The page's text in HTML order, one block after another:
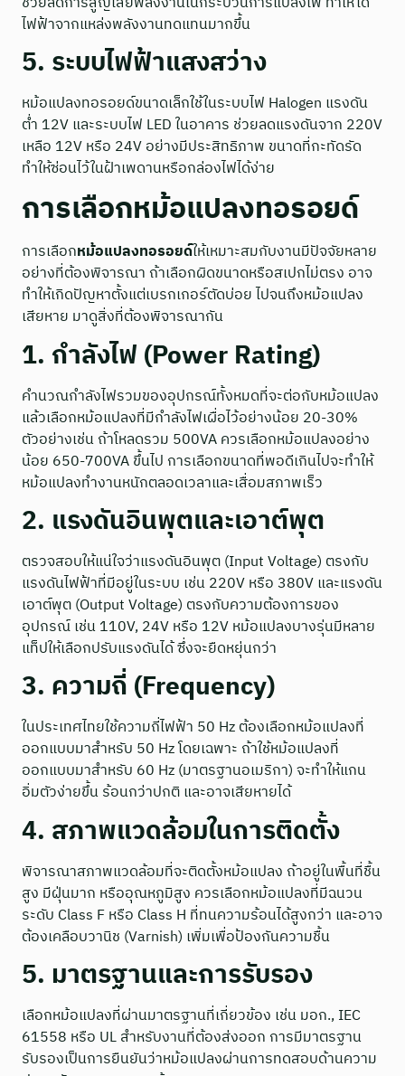
ไฟฟ้าจากแหล่งพลังงานทดแทนมากขึ้น
5. ระบบไฟฟ้าแสงสว่าง
หม้อแปลงทอรอยด์ขนาดเล็กใช้ในระบบไฟ Halogen แรงดัน
ต่ำ 12V และระบบไฟ LED ในอาคาร ช่วยลดแรงดันจาก 220V
เหลือ 12V หรือ 24V อย่างมีประสิทธิภาพ ขนาดที่กะทัดรัด
ทำให้ซ่อนไว้ในฝ้าเพดานหรือกล่องไฟได้ง่าย
การเลือกหม้อแปลงทอรอยด์
การเลือกหม้อแปลงทอรอยด์ให้เหมาะสมกับงานมีปัจจัยหลาย
อย่างที่ต้องพิจารณา ถ้าเลือกผิดขนาดหรือสเปกไม่ตรง อาจ
ทำให้เกิดปัญหาตั้งแต่เบรกเกอร์ตัดบ่อย ไปจนถึงหม้อแปลง
เสียหาย มาดูสิ่งที่ต้องพิจารณากัน
1. กำลังไฟ (Power Rating)
คำนวณกำลังไฟรวมของอุปกรณ์ทั้งหมดที่จะต่อกับหม้อแปลง
แล้วเลือกหม้อแปลงที่มีกำลังไฟเผื่อไว้อย่างน้อย 20-30%
ตัวอย่างเช่น ถ้าโหลดรวม 500VA ควรเลือกหม้อแปลงอย่าง
น้อย 650-700VA ขึ้นไป การเลือกขนาดที่พอดีเกินไปจะทำให้
หม้อแปลงทำงานหนักตลอดเวลาและเสื่อมสภาพเร็ว
2. แรงดันอินพุตและเอาต์พุต
ตรวจสอบให้แน่ใจว่าแรงดันอินพุต (Input Voltage) ตรงกับ
แรงดันไฟฟ้าที่มีอยู่ในระบบ เช่น 220V หรือ 380V และแรงดัน
เอาต์พุต (Output Voltage) ตรงกับความต้องการของ
อุปกรณ์ เช่น 110V, 24V หรือ 12V หม้อแปลงบางรุ่นมีหลาย
แท็ปให้เลือกปรับแรงดันได้ ซึ่งจะยืดหยุ่นกว่า
3. ความถี่ (Frequency)
ในประเทศไทยใช้ความถี่ไฟฟ้า 50 Hz ต้องเลือกหม้อแปลงที่
ออกแบบมาสำหรับ 50 Hz โดยเฉพาะ ถ้าใช้หม้อแปลงที่
ออกแบบมาสำหรับ 60 Hz (มาตรฐานอเมริกา) จะทำให้แกน
อิ่มตัวง่ายขึ้น ร้อนกว่าปกติ และอาจเสียหายได้
4. สภาพแวดล้อมในการติดตั้ง
พิจารณาสภาพแวดล้อมที่จะติดตั้งหม้อแปลง ถ้าอยู่ในพื้นที่ชื้น
สูง มีฝุ่นมาก หรืออุณหภูมิสูง ควรเลือกหม้อแปลงที่มีฉนวน
ระดับ Class F หรือ Class H ที่ทนความร้อนได้สูงกว่า และอาจ
ต้องเคลือบวานิช (Varnish) เพิ่มเพื่อป้องกันความชื้น
5. มาตรฐานและการรับรอง
เลือกหม้อแปลงที่ผ่านมาตรฐานที่เกี่ยวข้อง เช่น มอก., IEC
61558 หรือ UL สำหรับงานที่ต้องส่งออก การมีมาตรฐาน
รับรองเป็นการยืนยันว่าหม้อแปลงผ่านการทดสอบด้านความ